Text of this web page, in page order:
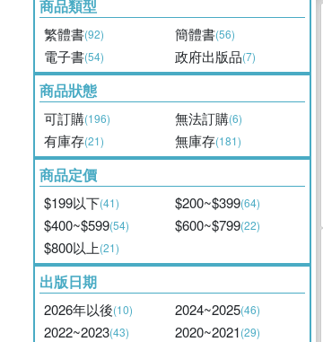
商品類型
繁體書(92) 簡體書(56)
電子書(54) 政府出版品(7)
商品狀態
可訂購(196) 無法訂購(6)
有庫存(21) 無庫存(181)
商品定價
$199以下(41) $200~$399(64)
$400~$599(54) $600~$799(22)
$800以上(21)
出版日期
2026年以後(10) 2024~2025(46)
2022~2023(43) 2020~2021(29)